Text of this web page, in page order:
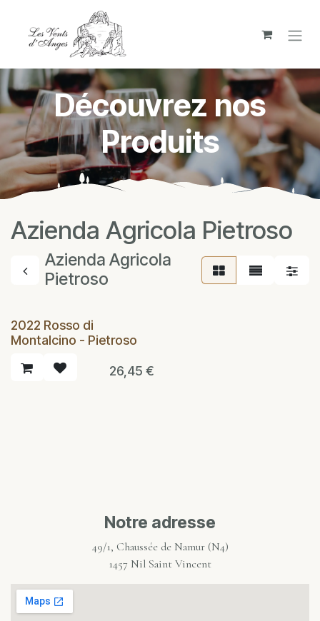
Se rendre au contenu
Découvrez nos
Produits
Azienda Agricola Pietroso
Azienda Agricola
Pietroso
2022 Rosso di
Montalcino - Pietroso
26,45 €
Notre adresse
49/1, Chaussée de Namur (N4)
1457 Nil Saint Vincent